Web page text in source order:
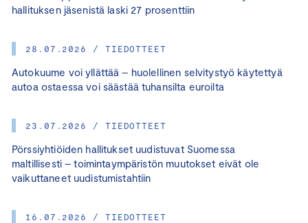
hallituksen jäsenistä laski 27 prosenttiin
28.07.2026 / TIEDOTTEET
Autokuume voi yllättää – huolellinen selvitystyö käytettyä
autoa ostaessa voi säästää tuhansilta euroilta
23.07.2026 / TIEDOTTEET
Pörssiyhtiöiden hallitukset uudistuvat Suomessa
maltillisesti – toimintaympäristön muutokset eivät ole
vaikuttaneet uudistumistahtiin
16.07.2026 / TIEDOTTEET